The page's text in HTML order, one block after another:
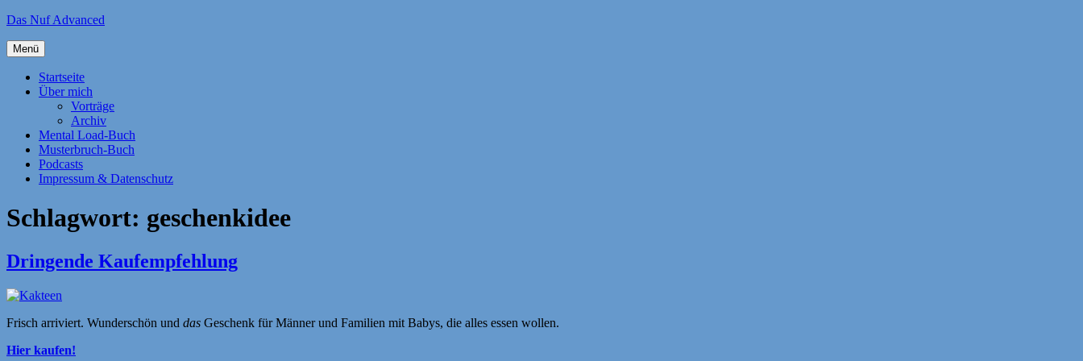
Zum
springen
Das Nuf Advanced
Menü
Startseite
Über mich
Vorträge
Archiv
Mental Load-Buch
Musterbruch-Buch
Podcasts
Impressum & Datenschutz
Schlagwort: geschenkidee
Dringende Kaufempfehlung
Frisch arriviert. Wunderschön und das Geschenk für Männer und Familien mit Babys, die alles essen wollen.
Hier kaufen!